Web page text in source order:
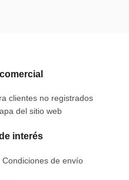
clientes no registrados
del sitio web
interés
Condiciones de envío